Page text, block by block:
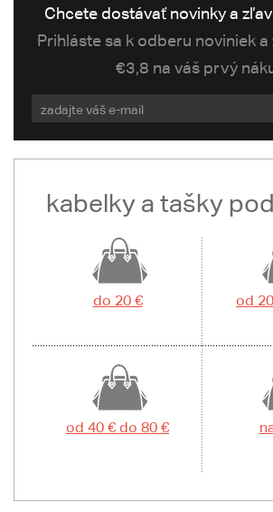
Chcete dostávať novinky a
Prihláste sa k odberu noviniek a
€3,8 na váš prvý
kabelky a tašky
do 20 € od
od 40 € do 80 €